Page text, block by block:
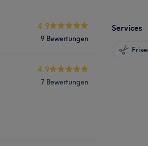
4.9
9 Bewertungen
4.9
7 Bewertungen
Services